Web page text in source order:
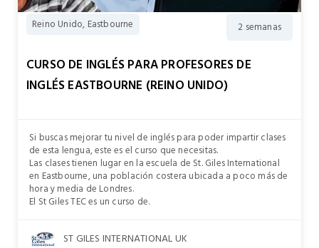
Reino Unido, Eastbourne 2 semanas
CURSO DE INGLÉS PARA PROFESORES DE
INGLÉS EASTBOURNE (REINO UNIDO)
Si buscas mejorar tu nivel de inglés para poder impartir clases
de esta lengua, este es el curso que necesitas.
Las clases tienen lugar en la escuela de St. Giles International
en Eastbourne, una población costera ubicada a poco más de
hora y media de Londres.
El St Giles TEC es un curso de.
ST GILES INTERNATIONAL UK